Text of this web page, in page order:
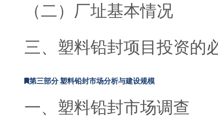
（二）厂址基本情况
三、塑料铅封项目投资的
第三部分 塑料铅封市场分析与建设规模
一、塑料铅封市场调查